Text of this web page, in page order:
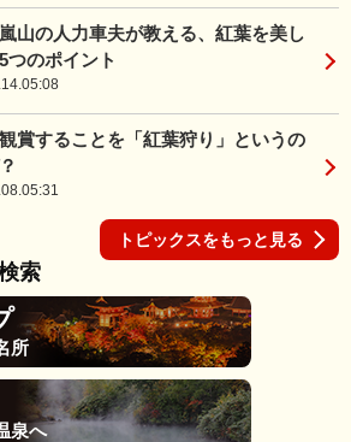
山の人力車夫が教える、紅葉を美し
つのポイント
賞することを「紅葉狩り」というの
トピックスをもっと見る
索
所
泉へ